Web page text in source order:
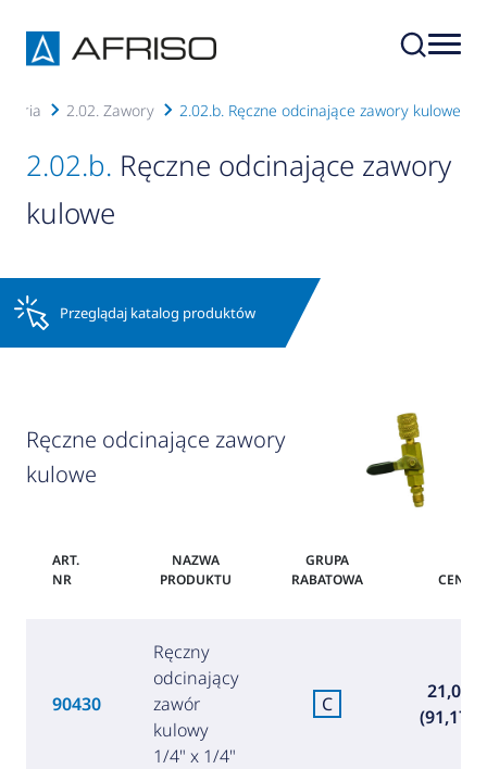
2.02. Zawory 2.02.b. Ręczne odcinające zawory kulowe
2.02.b. Ręczne odcinające zawory
kulowe
Przeglądaj katalog produktów
Ręczne odcinające zawory
kulowe
ART.
NR
NAZWA
PRODUKTU
GRUPA
RABATOWA
CENA
90430
Ręczny
odcinający
zawór
kulowy
1/4" x 1/4"
C
21,00 €
(91,17